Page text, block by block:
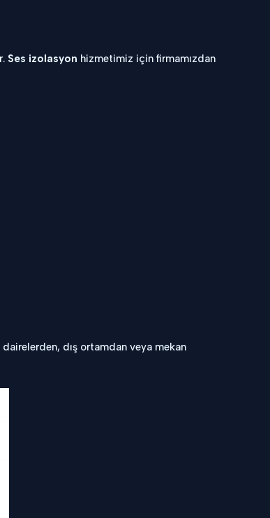
Ses izolasyon hizmetimiz için firmamızdan
dış ortamdan veya mekan